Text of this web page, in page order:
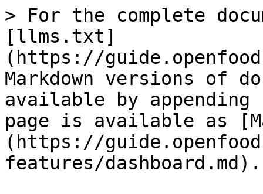
> For the complete
[llms.txt]
(https://
Markdown versions of
available by
page is available as
(https://
features/dashboard.md).